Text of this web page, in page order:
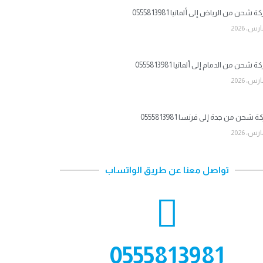
شحن من الرياض إلى ألمانيا 0555813981
شحن من الدمام إلى ألمانيا 0555813981
شحن من جدة إلى فرنسا 0555813981
تواصل معنا عن طريق الواتساب
0555813981